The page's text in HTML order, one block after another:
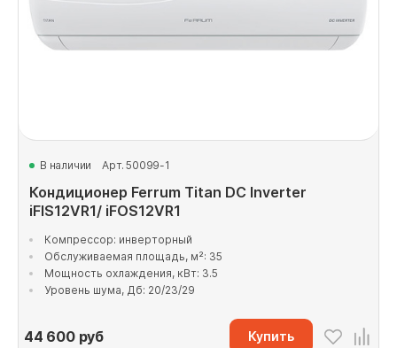
В наличии Арт. 50099-1
Кондиционер Ferrum Titan DC Inverter
iFIS12VR1/ iFOS12VR1
Компрессор: инверторный
Обслуживаемая площадь, м²: 35
Мощность охлаждения, кВт: 3.5
Уровень шума, Дб: 20/23/29
44 600руб Купить